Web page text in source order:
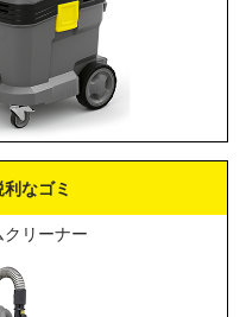
なゴミ
リーナー